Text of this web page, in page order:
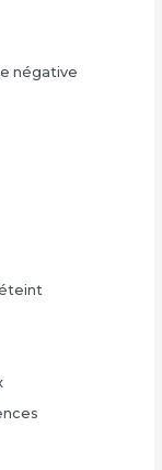
négative